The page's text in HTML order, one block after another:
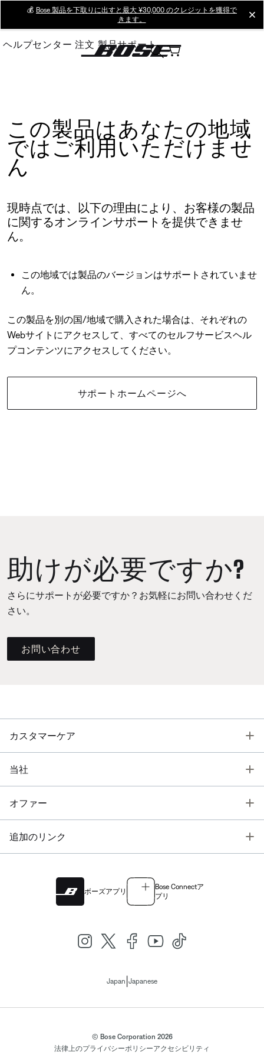
Main
💰 Bose 製品を下取りに出すと最大 ¥30,000 のクレジットを獲得で
きます。
ヘルプセンター 注文 製品サポート
この製品はあなたの地域
ではご利用いただけませ
ん
現時点では、以下の理由により、お客様の製品
に関するオンラインサポートを提供できませ
ん。
この地域では製品のバージョンはサポートされていませ
ん。
この製品を別の国/地域で購入された場合は、それぞれの
Webサイトにアクセスして、すべてのセルフサービスヘル
プコンテンツにアクセスしてください。
サポートホームページへ
助けが必要ですか?
さらにサポートが必要ですか？お気軽にお問い合わせくだ
さい。
お問い合わせ
カスタマーケア
当社
オファー
追加のリンク
ボーズアプリ
Bose Connectア
プリ
Japan Japanese
© Bose Corporation 2026
法律上のプライバシーポリシーアクセシビリティ